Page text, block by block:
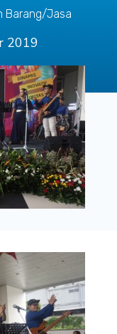
Barang/Jasa
2019